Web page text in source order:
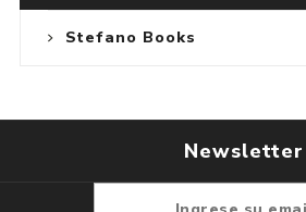
Stefano Books
Newsletter